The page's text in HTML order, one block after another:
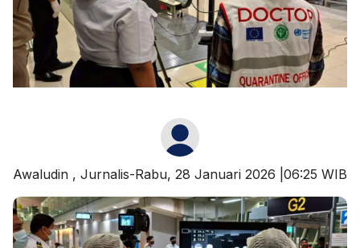
Awaludin , Jurnalis-Rabu, 28 Januari 2026 |06:25 WIB